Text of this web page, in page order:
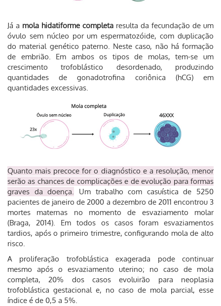
Já a mola hidatiforme completa resulta da fecundação de um
óvulo sem núcleo por um espermatozóide, com duplicação
do material genético paterno. Neste caso, não há formação
de embrião. Em ambos os tipos de molas, tem-se um
crescimento trofoblástico desordenado, produzindo
quantidades de gonadotrofina coriônica (hCG) em
quantidades excessivas.
Quanto mais precoce for o diagnóstico e a resolução, menor
serão as chances de complicações e de evolução para formas
graves da doença. Um trabalho com casuística de 5250
pacientes de janeiro de 2000 a dezembro de 2011 encontrou 3
mortes maternas no momento de esvaziamento molar
(Braga, 2014). Em todos os casos foram esvaziamentos
tardios, após o primeiro trimestre, configurando mola de alto
risco.
A proliferação trofoblástica exagerada pode continuar
mesmo após o esvaziamento uterino; no caso de mola
completa, 20% dos casos evoluirão para neoplasia
trofoblástica gestacional e, no caso de mola parcial, esse
índice é de 0,5 a 5%.